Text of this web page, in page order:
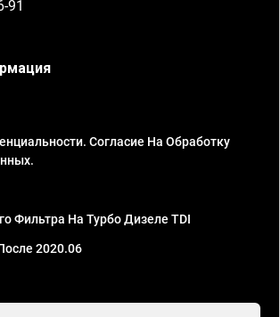
91
Согласие На Обработку
Фильтра На Турбо Дизеле TDI
2020.06
Павлович. ИНН 781302555843,